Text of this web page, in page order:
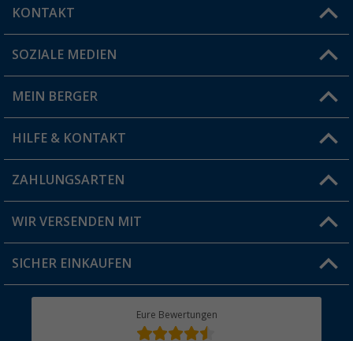
KONTAKT
Du hast eine Frage?
Filiale finden
SOZIALE MEDIEN
MEIN BERGER
Vorteilskarte
Blog
Jobs & Karriere
HILFE & KONTAKT
FAQ & Kontakt
Versandinformationen
Rücksendung
ZAHLUNGSARTEN
WIR VERSENDEN MIT
SICHER EINKAUFEN
Eure Bewertungen